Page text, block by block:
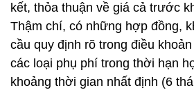
kết, thỏa thuận về giá cả trước
Thậm chí, có những hợp đồng,
cầu quy định rõ trong điều
các loại phụ phí trong thời hạn
khoảng thời gian nhất định (6